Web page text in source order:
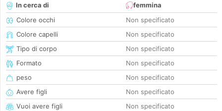
In cerca di
femmina
Colore occhi
Non specificato
Colore capelli
Non specificato
Tipo di corpo
Non specificato
Formato
Non specificato
peso
Non specificato
Avere figli
Non specificato
Vuoi avere figli
Non specificato